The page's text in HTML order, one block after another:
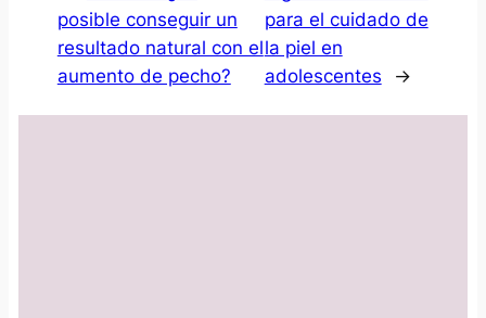
posible conseguir un
resultado natural con el
aumento de pecho?
para el cuidado de
la piel en
adolescentes
→